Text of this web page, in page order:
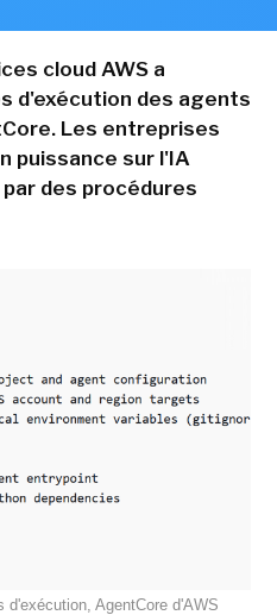
cloud AWS a
d'exécution des agents
Les entreprises
puissance sur l'IA
des procédures
d'exécution, AgentCore d'AWS